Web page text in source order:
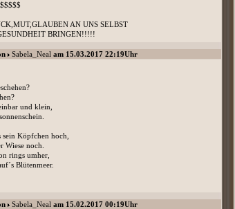
AN UNS SELBST
BRINGEN!!!!!
Sabela_Neal am 15.03.2017 22:19Uhr
und klein,
Köpfchen hoch,
Wiese noch.
rings umher,
Blütenmeer.
Sabela_Neal am 15.02.2017 00:19Uhr